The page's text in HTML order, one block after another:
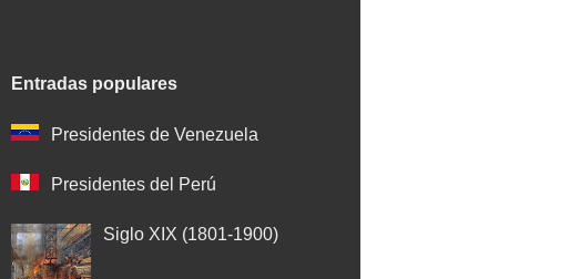
Entradas populares
Presidentes de Venezuela
Presidentes del Perú
Siglo XIX (1801-1900)